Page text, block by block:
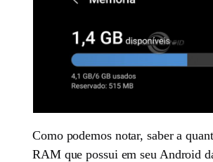
Como podemos notar, saber a
RAM que possui em seu Android